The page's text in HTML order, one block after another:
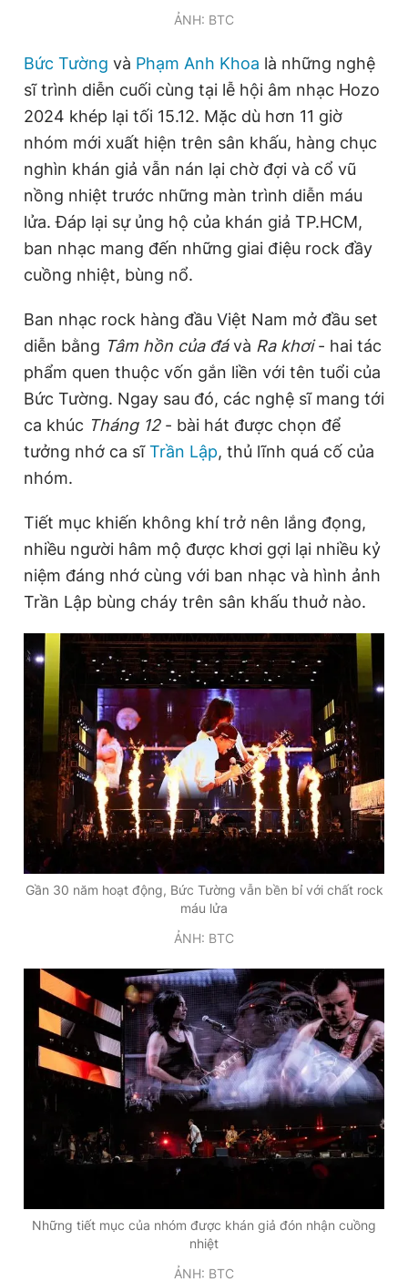
Hotline
0906 645 777
Liên hệ quảng cáo
0908 780 404
Đặt báo Quảng cáo RSS Tòa soạn Chính sách bảo
Tổng biên tập: Nguyễn Ngọc Toàn
Phó tổng biên tập thường trực: Hải Thành
Phó tổng biên tập: Lâm Hiếu Dũng
Phó tổng biên tập: Trần Việt Hưng
Tổng thư ký tòa soạn: Đức Trung
Giấy phép xuất bản số 110/GP - BTTTT cấp ngày 24.3.2020
© 2003-2026 Bản quyền thuộc về Báo Thanh Niên. Cấm sao
bản. Phát triển bởi ePi Technologies, JSC.
ẢNH: BTC
Bức Tường và Phạm Anh Khoa là những nghệ
sĩ trình diễn cuối cùng tại lễ hội âm nhạc Hozo
2024 khép lại tối 15.12. Mặc dù hơn 11 giờ
nhóm mới xuất hiện trên sân khấu, hàng chục
nghìn khán giả vẫn nán lại chờ đợi và cổ vũ
nồng nhiệt trước những màn trình diễn máu
lửa. Đáp lại sự ủng hộ của khán giả TP.HCM,
ban nhạc mang đến những giai điệu rock đầy
cuồng nhiệt, bùng nổ.
Ban nhạc rock hàng đầu Việt Nam mở đầu set
diễn bằng Tâm hồn của đávà Ra khơi- hai tác
phẩm quen thuộc vốn gắn liền với tên tuổi của
Bức Tường. Ngay sau đó, các nghệ sĩ mang tới
ca khúc Tháng 12- bài hát được chọn để
tưởng nhớ ca sĩTrần Lập, thủ lĩnh quá cố của
nhóm.
Tiết mục khiến không khí trở nên lắng đọng,
nhiều người hâm mộ được khơi gợi lại nhiều kỷ
niệm đáng nhớ cùng với ban nhạc và hình ảnh
Trần Lập bùng cháy trên sân khấu thuở nào.
Gần 30 năm hoạt động, Bức Tường vẫn bền bỉ với chất rock
máu lửa
ẢNH: BTC
Những tiết mục của nhóm được khán giả đón nhận cuồng
nhiệt
ẢNH: BTC